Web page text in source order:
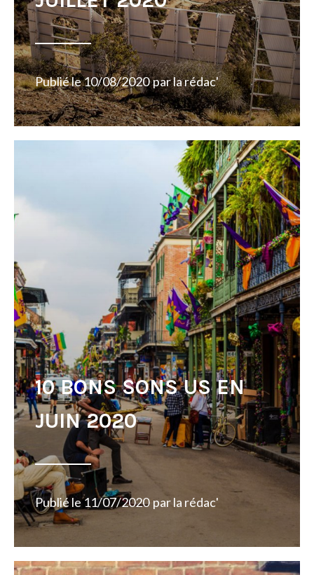
Publié le10/08/2020 parla rédac'
10 BONS SONS US EN
JUIN 2020
Publié le11/07/2020 parla rédac'